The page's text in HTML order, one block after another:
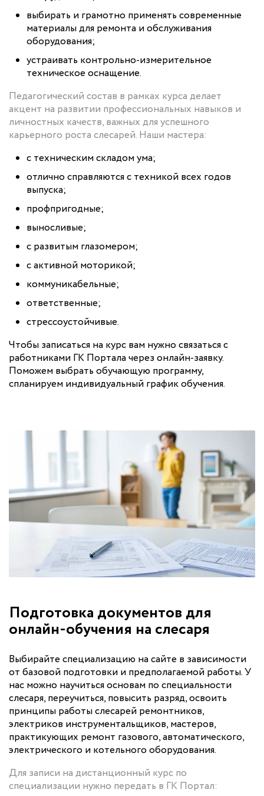
выбирать и грамотно применять современные
материалы для ремонта и обслуживания
оборудования;
устраивать контрольно-измерительное
техническое оснащение.
Педагогический состав в рамках курса делает
акцент на развитии профессиональных навыков и
личностных качеств, важных для успешного
карьерного роста слесарей. Наши мастера:
с техническим складом ума;
отлично справляются с техникой всех годов
выпуска;
профпригодные;
выносливые;
с развитым глазомером;
с активной моторикой;
коммуникабельные;
ответственные;
стрессоустойчивые.
Чтобы записаться на курс вам нужно связаться с
работниками ГК Портала через онлайн-заявку.
Поможем выбрать обучающую программу,
спланируем индивидуальный график обучения.
Подготовка документов для
онлайн-обучения на слесаря
Выбирайте специализацию на сайте в зависимости
от базовой подготовки и предполагаемой работы. У
нас можно научиться основам по специальности
слесаря, переучиться, повысить разряд, освоить
принципы работы слесарей ремонтников,
электриков инструментальщиков, мастеров,
практикующих ремонт газового, автоматического,
электрического и котельного оборудования.
Для записи на дистанционный курс по
специализации нужно передать в ГК Портал: